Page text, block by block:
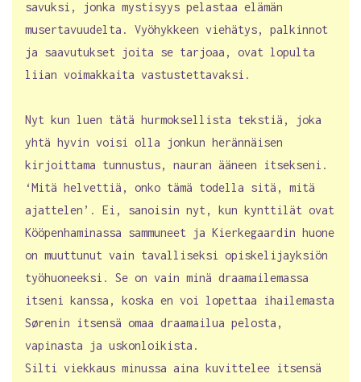
savuksi, jonka mystisyys pelastaa elämän
musertavuudelta. Vyöhykkeen viehätys, palkinnot
ja saavutukset joita se tarjoaa, ovat lopulta
liian voimakkaita vastustettavaksi.
Nyt kun luen tätä hurmoksellista tekstiä, joka
yhtä hyvin voisi olla jonkun herännäisen
kirjoittama tunnustus, nauran ääneen itsekseni.
‘Mitä helvettiä, onko tämä todella sitä, mitä
ajattelen’. Ei, sanoisin nyt, kun kynttilät ovat
Kööpenhaminassa sammuneet ja Kierkegaardin huone
on muuttunut vain tavalliseksi opiskelijayksiön
työhuoneeksi. Se on vain minä draamailemassa
itseni kanssa, koska en voi lopettaa ihailemasta
Sørenin itsensä omaa draamailua pelosta,
vapinasta ja uskonloikista.
Silti viekkaus minussa aina kuvittelee itsensä